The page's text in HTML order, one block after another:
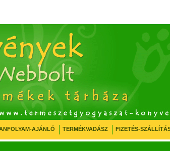
AJÁNLÓ TERMÉKVADÁSZ FIZETÉS-